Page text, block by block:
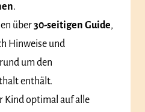
.
über30-seitigen Guide,
Hinweise und
um den
enthält.
Kind optimal auf alle